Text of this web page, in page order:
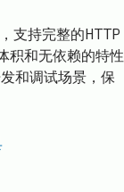
支持完整的HTTP
积和无依赖的特性
和调试场景，保